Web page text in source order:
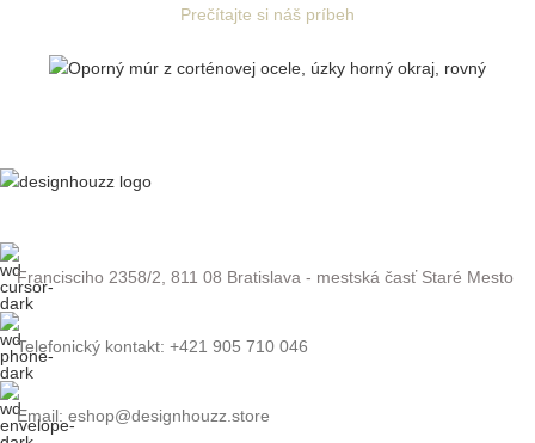
Prečítajte si náš príbeh
Francisciho 2358/2, 811 08 Bratislava - mestská časť Staré Mesto
Telefonický kontakt: +421 905 710 046
Email: eshop@designhouzz.store